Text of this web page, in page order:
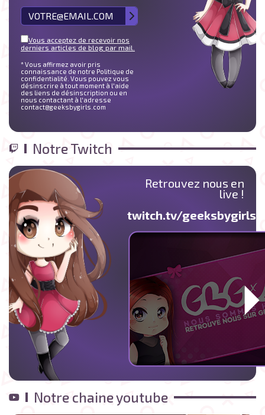
Vous acceptez de recevoir nos
derniers articles de blog par mail.
* Vous affirmez avoir pris
connaissance de notre Politique de
confidentialité. Vous pouvez vous
désinscrire à tout moment à l'aide
des liens de désinscription ou en
nous contactant à l'adresse
contact@geeksbygirls.com
Notre Twitch
Retrouvez nous en
live !
twitch.tv/
Notre chaine youtube